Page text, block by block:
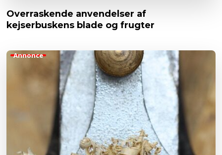
Overraskende anvendelser af
kejserbuskens blade og frugter
Annonce